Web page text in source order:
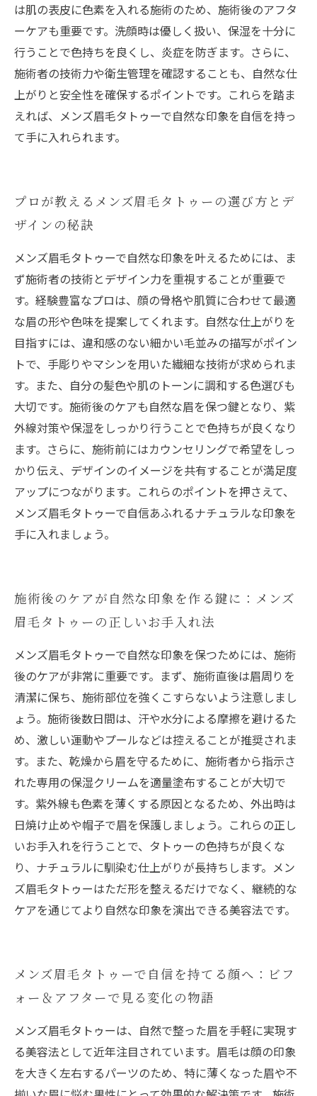
は肌の表皮に色素を入れる施術のため、施術後のアフタ
ーケアも重要です。洗顔時は優しく扱い、保湿を十分に
行うことで色持ちを良くし、炎症を防ぎます。さらに、
施術者の技術力や衛生管理を確認することも、自然な仕
上がりと安全性を確保するポイントです。これらを踏ま
えれば、メンズ眉毛タトゥーで自然な印象を自信を持っ
て手に入れられます。
プロが教えるメンズ眉毛タトゥーの選び方とデ
ザインの秘訣
メンズ眉毛タトゥーで自然な印象を叶えるためには、ま
ず施術者の技術とデザイン力を重視することが重要で
す。経験豊富なプロは、顔の骨格や肌質に合わせて最適
な眉の形や色味を提案してくれます。自然な仕上がりを
目指すには、違和感のない細かい毛並みの描写がポイン
トで、手彫りやマシンを用いた繊細な技術が求められま
す。また、自分の髪色や肌のトーンに調和する色選びも
大切です。施術後のケアも自然な眉を保つ鍵となり、紫
外線対策や保湿をしっかり行うことで色持ちが良くなり
ます。さらに、施術前にはカウンセリングで希望をしっ
かり伝え、デザインのイメージを共有することが満足度
アップにつながります。これらのポイントを押さえて、
メンズ眉毛タトゥーで自信あふれるナチュラルな印象を
手に入れましょう。
施術後のケアが自然な印象を作る鍵に：メンズ
眉毛タトゥーの正しいお手入れ法
メンズ眉毛タトゥーで自然な印象を保つためには、施術
後のケアが非常に重要です。まず、施術直後は眉周りを
清潔に保ち、施術部位を強くこすらないよう注意しまし
ょう。施術後数日間は、汗や水分による摩擦を避けるた
め、激しい運動やプールなどは控えることが推奨されま
す。また、乾燥から眉を守るために、施術者から指示さ
れた専用の保湿クリームを適量塗布することが大切で
す。紫外線も色素を薄くする原因となるため、外出時は
日焼け止めや帽子で眉を保護しましょう。これらの正し
いお手入れを行うことで、タトゥーの色持ちが良くな
り、ナチュラルに馴染む仕上がりが長持ちします。メン
ズ眉毛タトゥーはただ形を整えるだけでなく、継続的な
ケアを通じてより自然な印象を演出できる美容法です。
メンズ眉毛タトゥーで自信を持てる顔へ：ビフ
ォー＆アフターで見る変化の物語
メンズ眉毛タトゥーは、自然で整った眉を手軽に実現す
る美容法として近年注目されています。眉毛は顔の印象
を大きく左右するパーツのため、特に薄くなった眉や不